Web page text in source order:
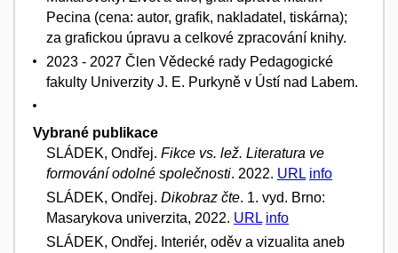
Pecina (cena: autor, grafik, nakladatel, tiskárna);
za grafickou úpravu a celkové zpracování knihy.
2023 - 2027 Člen Vědecké rady Pedagogické
fakulty Univerzity J. E. Purkyně v Ústí nad Labem.
Vybrané publikace
SLÁDEK, Ondřej. Fikce vs. lež. Literatura ve
formování odolné společnosti. 2022. URL info
SLÁDEK, Ondřej. Dikobraz čte. 1. vyd. Brno:
Masarykova univerzita, 2022. URL info
SLÁDEK, Ondřej. Interiér, oděv a vizualita aneb